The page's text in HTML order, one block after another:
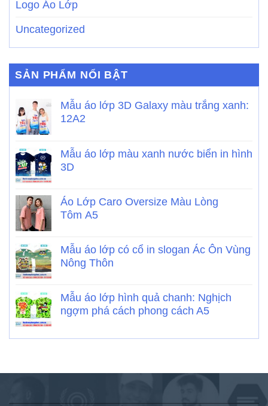
Logo Áo Lớp
Uncategorized
SẢN PHẨM NỔI BẬT
Mẫu áo lớp 3D Galaxy màu trắng xanh:
12A2
Mẫu áo lớp màu xanh nước biển in hình
3D
Áo Lớp Caro Oversize Màu Lòng
Tôm A5
Mẫu áo lớp có cổ in slogan Ác Ôn Vùng
Nông Thôn
Mẫu áo lớp hình quả chanh: Nghịch
ngợm phá cách phong cách A5